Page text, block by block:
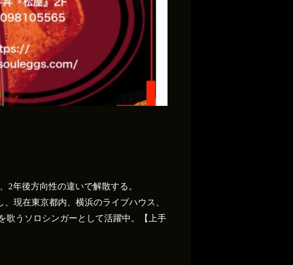
2年後方向性の違いで解散する。
現在東京都内、横浜のライブハウス、
歌うソロシンガーとして活躍中。【上手